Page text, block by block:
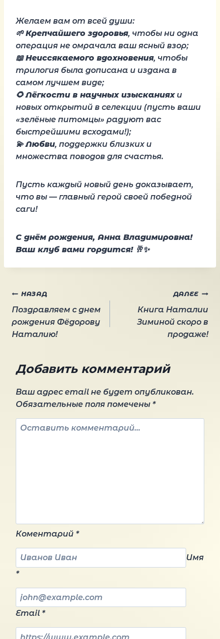
Желаем вам от всей души:
🌱Крепчайшего здоровья, чтобы ни одна
операция не омрачала ваш ясный взор;
📖Неиссякаемого вдохновения, чтобы
трилогия была дописана и издана в
самом лучшем виде;
🌻Лёгкости в научных изысканияхи
новых открытий в селекции (пусть ваши
«зелёные питомцы» радуют вас
быстрейшими всходами!);
💫Любви, поддержки близких и
множества поводов для счастья.
Пусть каждый новый день доказывает,
что вы — главный герой своей победной
саги!
С днём рождения, Анна Владимировна!
Ваш клуб вами гордится!🥂✨
Навигация
по
НАЗАД
Поздравляем с днем
рождения Фёдорову
Наталию!
ДАЛЕЕ
Книга Наталии
Зиминой скоро в
продаже!
Добавить комментарий
Ваш адрес email не будет опубликован.
Обязательные поля помечены *
Коментарий *
Имя
*
Email *